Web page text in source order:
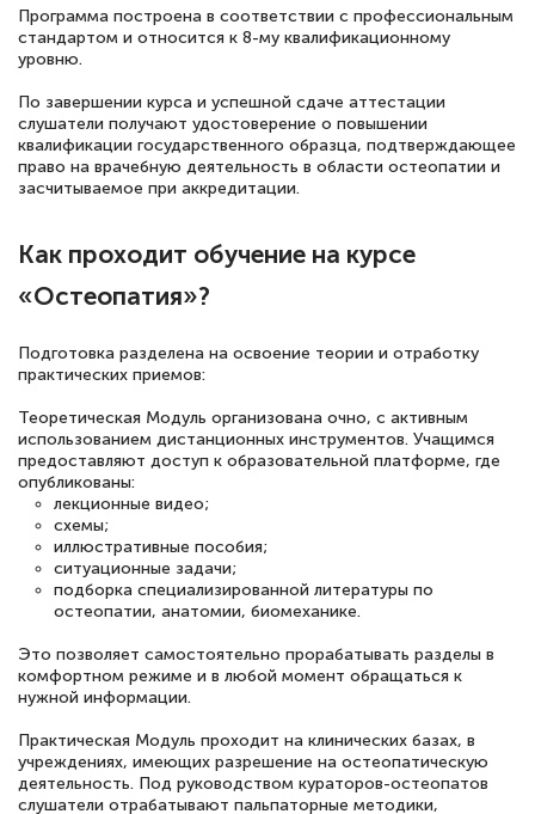
Выражаю благодарность за курс
повышения квалификации "Эксперт ЕГЭ по
русскому языку и литературе". Много
полезных материалов помогли
подготовиться к тестированию. Это
книги, методические рекомендации,
достаточно. Курс помогает пройти
аттестацию в школе. Спасибо!
Евгения Коротких
Знаток города 2 уровня
Спасибо большое Академии! Грамотное,
вежливое сопровождение! Всё чётко и
понятно! Проходила повышение
квалификации. Ещё раз - СПАСИБО!
Елена Петрикс
Знаток города 5 уровня
Программа построена в соответствии с профессиональным
стандартом и относится к 8-му квалификационному
уровню.
По завершении курса и успешной сдаче аттестации
слушатели получают удостоверение о повышении
квалификации государственного образца, подтверждающее
право на врачебную деятельность в области остеопатии и
засчитываемое при аккредитации.
Как проходит обучение на курсе
«Остеопатия»?
Подготовка разделена на освоение теории и отработку
практических приемов:
Теоретическая Модуль организована очно, с активным
использованием дистанционных инструментов. Учащимся
предоставляют доступ к образовательной платформе, где
опубликованы:
лекционные видео;
схемы;
иллюстративные пособия;
ситуационные задачи;
подборка специализированной литературы по
остеопатии, анатомии, биомеханике.
Это позволяет самостоятельно прорабатывать разделы в
комфортном режиме и в любой момент обращаться к
нужной информации.
Практическая Модуль проходит на клинических базах, в
учреждениях, имеющих разрешение на остеопатическую
деятельность. Под руководством кураторов-остеопатов
слушатели отрабатывают пальпаторные методики,